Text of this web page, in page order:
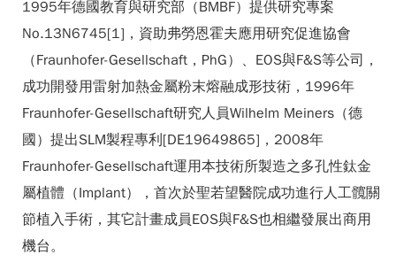
1995年德國教育與研究部（BMBF）提供研究專案
No.13N6745[1]，資助弗勞恩霍夫應用研究促進協會
（Fraunhofer-Gesellschaft，PhG）、EOS與F&S等公司，
成功開發用雷射加熱金屬粉末熔融成形技術，1996年
Fraunhofer-Gesellschaft研究人員Wilhelm Meiners（德
國）提出SLM製程專利[DE19649865]，2008年
Fraunhofer-Gesellschaft運用本技術所製造之多孔性鈦金
屬植體（Implant），首次於聖若望醫院成功進行人工髖關
節植入手術，其它計畫成員EOS與F&S也相繼發展出商用
機台。